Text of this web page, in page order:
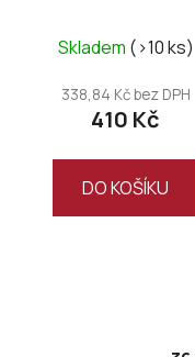
Skladem (>10 ks)
338,84 Kč bez DPH
410 Kč
DO KOŠÍKU